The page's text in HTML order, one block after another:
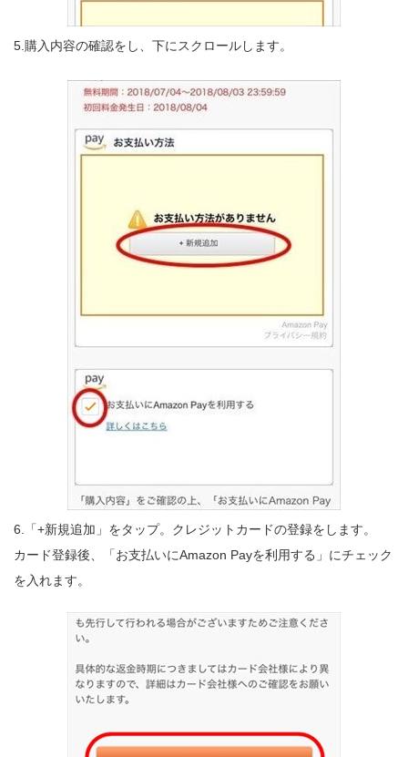
5.購入内容の確認をし、下にスクロールします。
6.「+新規追加」をタップ。クレジットカードの登録をします。
カード登録後、「お支払いにAmazon Payを利用する」にチェック
を入れます。